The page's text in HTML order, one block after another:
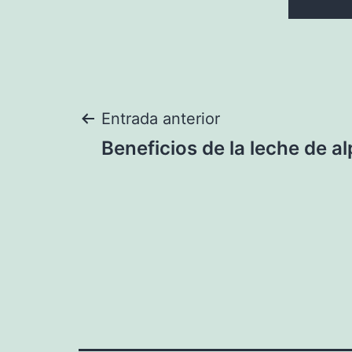
Navegación
Entrada anterior
Beneficios de la leche de